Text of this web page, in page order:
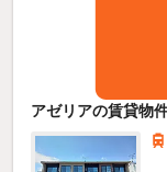
アゼリアの賃貸物